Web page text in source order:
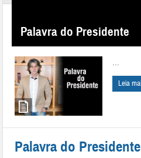
Palavra do Presidente
Palavra do Presidente
...
Leia
Palavra do